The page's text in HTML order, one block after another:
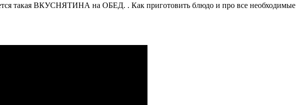
такая ВКУСНЯТИНА на ОБЕД. . Как приготовить блюдо и про все необходимые